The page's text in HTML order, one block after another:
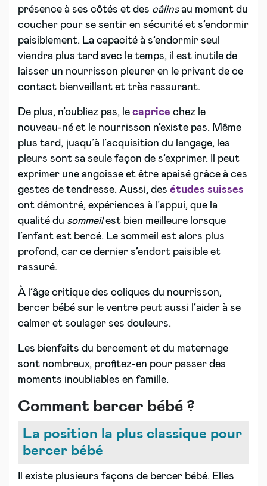
présence à ses côtés et des câlinsau moment du
coucher pour se sentir en sécurité et s’endormir
paisiblement. La capacité à s’endormir seul
viendra plus tard avec le temps, il est inutile de
laisser un nourrisson pleurer en le privant de ce
contact bienveillant et très rassurant.
De plus, n’oubliez pas, le caprice chez le
nouveau-né et le nourrisson n’existe pas. Même
plus tard, jusqu’à l’acquisition du langage, les
pleurs sont sa seule façon de s’exprimer. Il peut
exprimer une angoisse et être apaisé grâce à ces
gestes de tendresse. Aussi, des études suisses
ont démontré, expériences à l’appui, que la
qualité du sommeilest bien meilleure lorsque
l’enfant est bercé. Le sommeil est alors plus
profond, car ce dernier s’endort paisible et
rassuré.
À l’âge critique des coliques du nourrisson,
bercer bébé sur le ventre peut aussi l’aider à se
calmer et soulager ses douleurs.
Les bienfaits du bercement et du maternage
sont nombreux, profitez-en pour passer des
moments inoubliables en famille.
Comment bercer bébé ?
La position la plus classique pour
bercer bébé
Il existe plusieurs façons de bercer bébé. Elles